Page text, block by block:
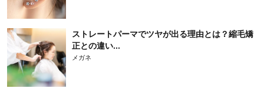
ストレートパーマでツヤが出る理由とは？縮毛矯
正との違い...
メガネ